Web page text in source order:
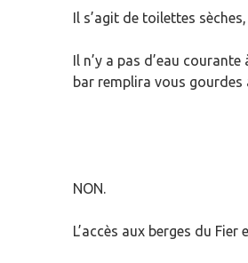
Il s’agit de toilettes
Il n’y a pas d’eau
bar remplira vous gourdes
NON.
L’accès aux berges du